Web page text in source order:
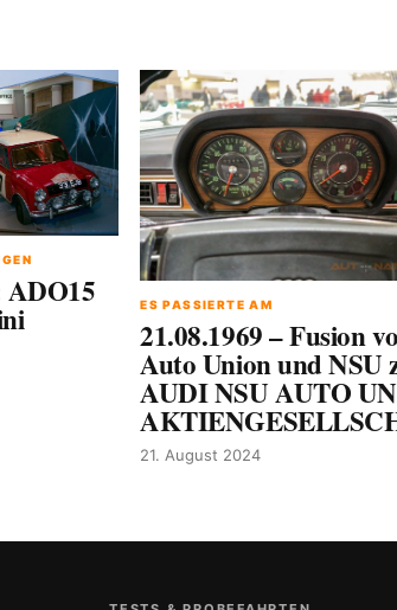
ADO15 ES PASSIERTE AM
21.08.1969 – Fusion
Auto Union und NSU
AUDI NSU AUTO
21. August 2024